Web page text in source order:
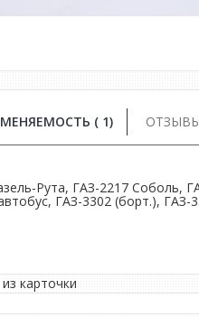
( 1)
Рута, ГАЗ-2217 Соболь,
ГАЗ-3302 (борт.),
карточки